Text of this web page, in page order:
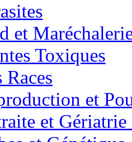
et
Toxiques
Races
et
et